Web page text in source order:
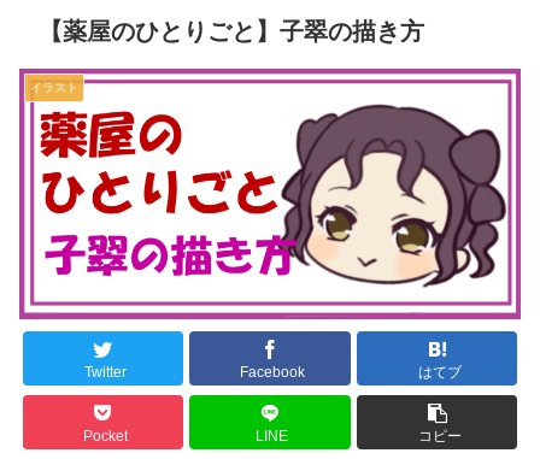
【薬屋のひとりごと】子翠の描き方
イラスト
Twitter Facebook はてブ
Pocket LINE コピー